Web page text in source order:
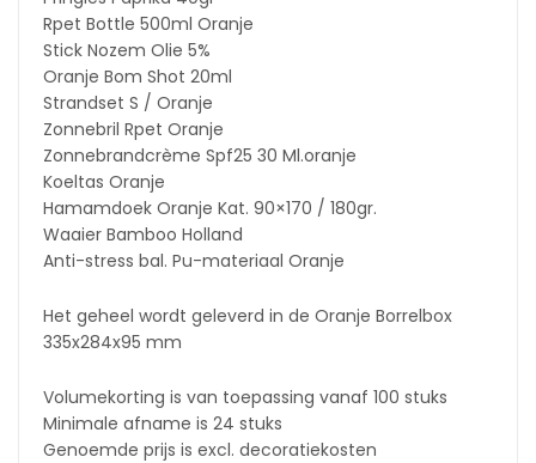
Rpet Bottle 500ml Oranje
Stick Nozem Olie 5%
Oranje Bom Shot 20ml
Strandset S / Oranje
Zonnebril Rpet Oranje
Zonnebrandcrème Spf25 30 Ml.oranje
Koeltas Oranje
Hamamdoek Oranje Kat. 90×170 / 180gr.
Waaier Bamboo Holland
Anti-stress bal. Pu-materiaal Oranje
Het geheel wordt geleverd in de Oranje Borrelbox
335x284x95 mm
Volumekorting is van toepassing vanaf 100 stuks
Minimale afname is 24 stuks
Genoemde prijs is excl. decoratiekosten